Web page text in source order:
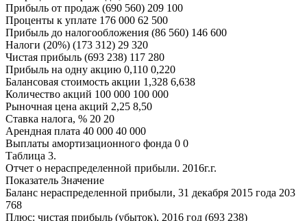
Прибыль от продаж (690 560) 209 100
Проценты к уплате 176 000 62 500
Прибыль до налогообложения (86 560) 146 600
Налоги (20%) (173 312) 29 320
Чистая прибыль (693 238) 117 280
Прибыль на одну акцию 0,110 0,220
Балансовая стоимость акции 1,328 6,638
Количество акций 100 000 100 000
Рыночная цена акций 2,25 8,50
Ставка налога, % 20 20
Арендная плата 40 000 40 000
Выплаты амортизационного фонда 0 0
Таблица 3.
Отчет о нераспределенной прибыли. 2016г.г.
Показатель Значение
Баланс нераспределенной прибыли, 31 декабря 2015 года 203
768
Плюс: чистая прибыль (убыток), 2016 год (693 238)